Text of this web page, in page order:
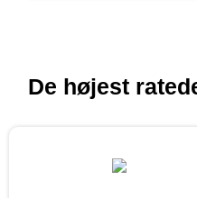
De højest